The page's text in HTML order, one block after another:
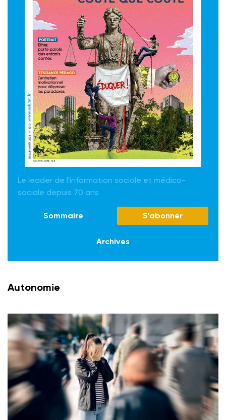
Le leader de l'information sociale et médico-
sociale depuis 70 ans
Sommaire S'abonner
Archives
Autonomie